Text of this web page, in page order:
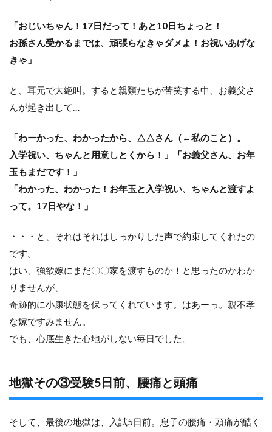
「おじいちゃん！17日だって！あと10日ちょっと！
お孫さん受かるまでは、頑張らなきゃダメよ！お祝いあげな
きゃ」
と、耳元で大絶叫。すると親類たちが苦笑する中、お義父さ
んが起き出して…
「わーかった、わかったから、△△さん（←私のこと）。
入学祝い、ちゃんと用意しとくから！」「お義父さん、お年
玉もまだです！」
「わかった、わかった！お年玉と入学祝い、ちゃんと渡すよ
って。17日やな！」
・・・と、それはそれはしっかりした声で約束してくれたの
です。
はい、強欲嫁にまだ〇〇家を渡すものか！と思ったのかわか
りませんが、
奇跡的に小康状態を保ってくれています。はあーっ。親不孝
な嫁ですみません。
でも、心底生きた心地がしない毎日でした。
地獄その③受験5日前、腰痛と頭痛
そして、最後の地獄は、入試5日前。息子の腰痛・頭痛が酷く